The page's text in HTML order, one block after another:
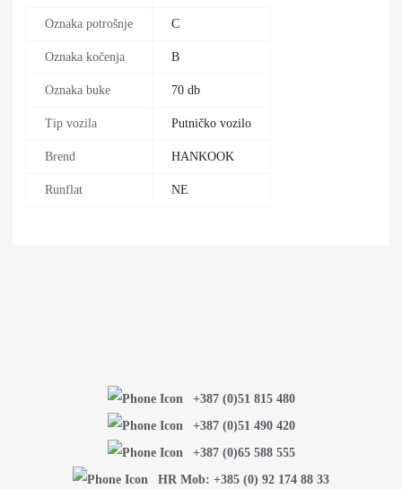
Oznaka potrošnje C
Oznaka kočenja B
Oznaka buke 70 db
Tip vozila Putničko vozilo
Brend HANKOOK
Runflat NE
+387 (0)51 815 480
+387 (0)51 490 420
+387 (0)65 588 555
HR Mob: +385 (0) 92 174 88 33